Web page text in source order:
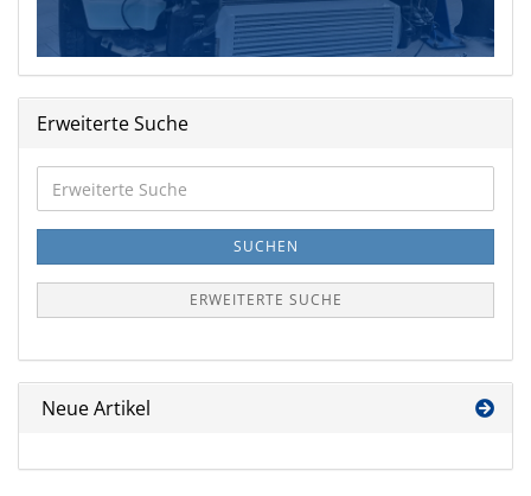
Erweiterte Suche
Suche
SUCHEN
ERWEITERTE SUCHE
Neue Artikel